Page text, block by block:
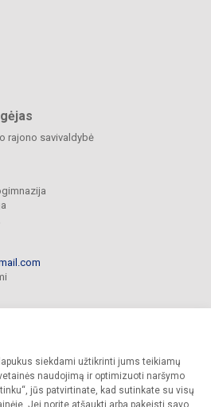
siekdami užtikrinti jums teikiamų
naudojimą ir optimizuoti naršymo
jūs patvirtinate, kad sutinkate su visų
Jei norite atšaukti arba pakeisti savo
rajono savivaldybė
progimnazija. Visos teisės saugomos.
sutikimo griežtai draudžiama.
Slapukų valdymas